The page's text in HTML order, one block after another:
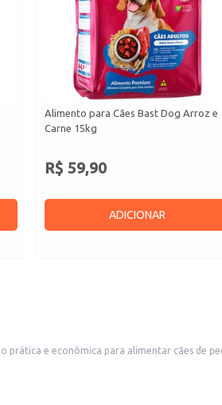
Alimento para Cães Bast Dog Arroz e
Carne 15kg
R$ 59,90
ADICIONAR
porte. Sua formulação é adequada para as necessidades